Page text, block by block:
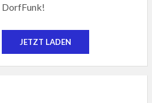
DorfFunk!
JETZT LADEN